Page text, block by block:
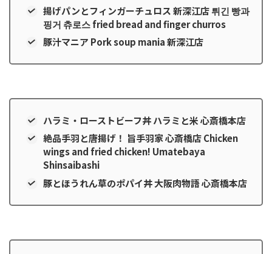
揚げパンとフィンガーチュロス 新深江店 튀긴 빵과
핑거 츄로스 fried bread and finger churros
豚汁マニア Pork soup mania 新深江店
ハラミ・ローストビーフ丼 ハラミと米 心斎橋本店
絶品手羽と唐揚げ！ 旨手羽家 心斎橋店 Chicken
wings and fried chicken! Umatebaya
Shinsaibashi
豚とほうれん草のポパイ丼 大阪肉物語 心斎橋本店